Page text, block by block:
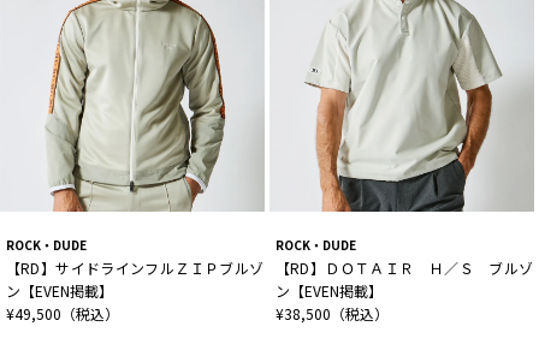
ROCK・DUDE
【RD】サイドラインフルＺＩＰブルゾ
ン【EVEN掲載】
¥49,500（税込）
ROCK・DUDE
【RD】ＤＯＴＡＩＲ Ｈ／Ｓ ブルゾ
ン【EVEN掲載】
¥38,500（税込）